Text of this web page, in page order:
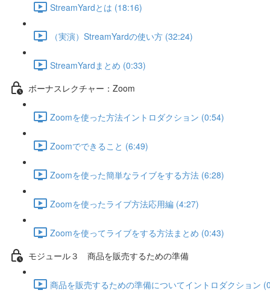
StreamYardとは (18:16)
（実演）StreamYardの使い方 (32:24)
StreamYardまとめ (0:33)
ボーナスレクチャー：Zoom
Zoomを使った方法イントロダクション (0:54)
Zoomでできること (6:49)
Zoomを使った簡単なライブをする方法 (6:28)
Zoomを使ったライブ方法応用編 (4:27)
Zoomを使ってライブをする方法まとめ (0:43)
モジュール３ 商品を販売するための準備
商品を販売するための準備についてイントロダクション